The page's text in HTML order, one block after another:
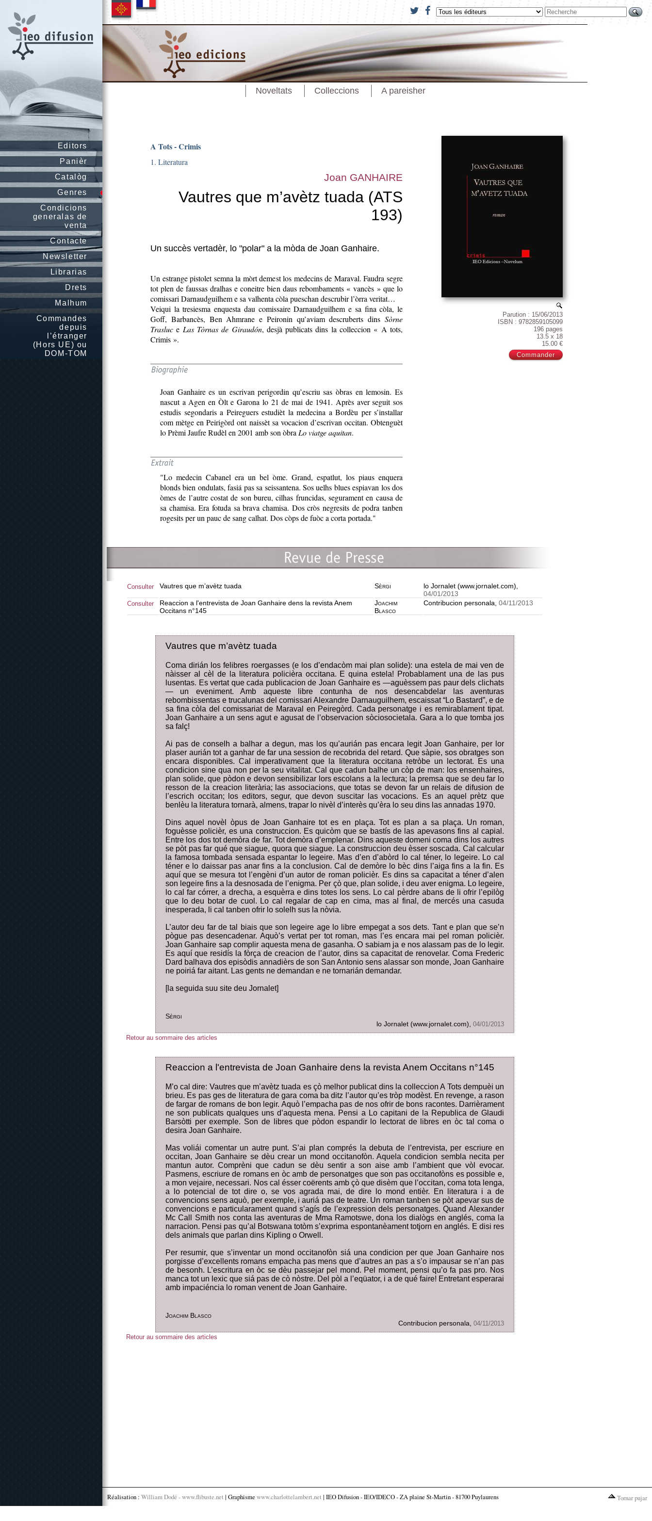
Editors
Panièr
Catalòg
Genres
Condicions
generalas de
venta
Contacte
Newsletter
Librarias
Drets
Malhum
Commandes
depuis
l’étranger
(Hors UE) ou
DOM-TOM
Noveltats Colleccions A pareisher
Parution : 15/06/2013
ISBN : 9782859105099
196 pages
13.5 x 18
15.00 €
A Tots - Crimis
1. Literatura
Joan GANHAIRE
Vautres que m’avètz tuada (ATS
193)
Un succès vertadèr, lo "polar" a la mòda de Joan Ganhaire.
Un estrange pistolet semna la mòrt demest los medecins de Maraval. Faudra segre
tot plen de faussas dralhas e coneitre bien daus rebombaments « vancès » que lo
comissari Darnaudguilhem e sa valhenta còla pueschan descrubir l’òrra veritat…
Veiqui la tresiesma enquesta dau comissaire Darnaudguilhem e sa fina còla, le
Goff, Barbancès, Ben Ahmrane e Peironin qu’aviam descruberts dins Sòrne
Trasluc e Las Tòrnas de Giraudón, desjà publicats dins la colleccion « A tots,
Crimis ».
Joan Ganhaire es un escrivan perigordin qu’escriu sas òbras en lemosin. Es
nascut a Agen en Òlt e Garona lo 21 de mai de 1941. Après aver seguit sos
estudis segondaris a Peireguers estudièt la medecina a Bordèu per s’installar
com mètge en Peirigòrd ont naissèt sa vocacion d’escrivan occitan. Obtenguèt
lo Prèmi Jaufre Rudèl en 2001 amb son òbra Lo viatge aquitan.
"Lo medecin Cabanel era un bel òme. Grand, espatlut, los piaus enquera
blonds bien ondulats, fasiá pas sa seissantena. Sos uelhs blues espiavan los dos
òmes de l’autre costat de son bureu, cilhas fruncidas, segurament en causa de
sa chamisa. Era fotuda sa brava chamisa. Dos cròs negresits de podra tanben
rogesits per un pauc de sang calhat. Dos còps de fuòc a corta portada."
Consulter Vautres que m’avètz tuada Sèrgi
lo Jornalet (www.jornalet.com),
04/01/2013
Consulter
Reaccion a l'entrevista de Joan Ganhaire dens la revista Anem
Occitans n°145
Joachim
Blasco
Contribucion personala, 04/11/2013
Vautres que m’avètz tuada
Coma dirián los felibres roergasses (e los d’endacòm mai plan solide): una estela de mai ven de
nàisser al cèl de la literatura policièra occitana. E quina estela! Probablament una de las pus
lusentas. Es vertat que cada publicacion de Joan Ganhaire es —aguèssem pas paur dels clichats
— un eveniment. Amb aqueste libre contunha de nos desencabdelar las aventuras
rebombissentas e trucalunas del comissari Alexandre Darnauguilhem, escaissat “Lo Bastard”, e de
sa fina còla del comissariat de Maraval en Peiregòrd. Cada personatge i es remirablament tipat.
Joan Ganhaire a un sens agut e agusat de l’observacion sòciosocietala. Gara a lo que tomba jos
sa falç!
Ai pas de conselh a balhar a degun, mas los qu’aurián pas encara legit Joan Ganhaire, per lor
plaser aurián tot a ganhar de far una session de recobrida del retard. Que sàpie, sos obratges son
encara disponibles. Cal imperativament que la literatura occitana retròbe un lectorat. Es una
condicion sine qua non per la seu vitalitat. Cal que cadun balhe un còp de man: los ensenhaires,
plan solide, que pòdon e devon sensibilizar lors escolans a la lectura; la premsa que se deu far lo
resson de la creacion literària; las associacions, que totas se devon far un relais de difusion de
l’escrich occitan; los editors, segur, que devon suscitar las vocacions. Es an aquel prètz que
benlèu la literatura tornarà, almens, trapar lo nivèl d’interès qu’èra lo seu dins las annadas 1970.
Dins aquel novèl òpus de Joan Ganhaire tot es en plaça. Tot es plan a sa plaça. Un roman,
foguèsse policièr, es una construccion. Es quicòm que se bastís de las apevasons fins al capial.
Entre los dos tot demòra de far. Tot demòra d’emplenar. Dins aqueste domeni coma dins los autres
se pòt pas far qué que siague, quora que siague. La construccion deu èsser soscada. Cal calcular
la famosa tombada sensada espantar lo legeire. Mas d’en d’abòrd lo cal téner, lo legeire. Lo cal
téner e lo daissar pas anar fins a la conclusion. Cal de demòre lo bèc dins l’aiga fins a la fin. Es
aquí que se mesura tot l’engèni d’un autor de roman policièr. Es dins sa capacitat a téner d’alen
son legeire fins a la desnosada de l’enigma. Per çò que, plan solide, i deu aver enigma. Lo legeire,
lo cal far córrer, a drecha, a esquèrra e dins totes los sens. Lo cal pèrdre abans de li ofrir l’epilòg
que lo deu botar de cuol. Lo cal regalar de cap en cima, mas al final, de mercés una casuda
inesperada, li cal tanben ofrir lo solelh sus la nòvia.
L’autor deu far de tal biais que son legeire age lo libre empegat a sos dets. Tant e plan que se’n
pògue pas desencadenar. Aquò’s vertat per tot roman, mas l’es encara mai pel roman policièr.
Joan Ganhaire sap complir aquesta mena de gasanha. O sabiam ja e nos alassam pas de lo legir.
Es aquí que residís la fòrça de creacion de l’autor, dins sa capacitat de renovelar. Coma Frederic
Dard balhava dos episòdis annadièrs de son San Antonio sens alassar son monde, Joan Ganhaire
ne poiriá far aitant. Las gents ne demandan e ne tornarián demandar.
[la seguida suu site deu Jornalet]
Sèrgi
lo Jornalet (www.jornalet.com), 04/01/2013
Retour au sommaire des articles
Reaccion a l'entrevista de Joan Ganhaire dens la revista Anem Occitans n°145
M’o cal dire: Vautres que m’avètz tuada es çò melhor publicat dins la colleccion A Tots dempuèi un
brieu. Es pas ges de literatura de gara coma ba ditz l’autor qu’es tròp modèst. En revenge, a rason
de fargar de romans de bon legir. Aquò l’empacha pas de nos ofrir de bons racontes. Darrièrament
ne son publicats qualques uns d’aquesta mena. Pensi a Lo capitani de la Republica de Glaudi
Barsòtti per exemple. Son de libres que pòdon espandir lo lectorat de libres en òc tal coma o
desira Joan Ganhaire.
Mas voliái comentar un autre punt. S’ai plan comprés la debuta de l’entrevista, per escriure en
occitan, Joan Ganhaire se dèu crear un mond occitanofòn. Aquela condicion sembla necita per
mantun autor. Comprèni que cadun se dèu sentir a son aise amb l’ambient que vòl evocar.
Pasmens, escriure de romans en òc amb de personatges que son pas occitanofòns es possible e,
a mon vejaire, necessari. Nos cal ésser coërents amb çò que disèm que l’occitan, coma tota lenga,
a lo potencial de tot dire o, se vos agrada mai, de dire lo mond entièr. En literatura i a de
convencions sens aquò, per exemple, i auriá pas de teatre. Un roman tanben se pòt apevar sus de
convencions e particularament quand s’agís de l’expression dels personatges. Quand Alexander
Mc Call Smith nos conta las aventuras de Mma Ramotswe, dona los dialògs en anglés, coma la
narracion. Pensi pas qu’al Botswana totòm s’exprima espontanèament totjorn en anglés. E disi res
dels animals que parlan dins Kipling o Orwell.
Per resumir, que s’inventar un mond occitanofòn siá una condicion per que Joan Ganhaire nos
porgisse d’excellents romans empacha pas mens que d’autres an pas a s’o impausar se n’an pas
de besonh. L’escritura en òc se dèu passejar pel mond. Pel moment, pensi qu’o fa pas pro. Nos
manca tot un lexic que siá pas de cò nòstre. Del pòl a l’eqüator, i a de qué faire! Entretant esperarai
amb impaciéncia lo roman venent de Joan Ganhaire.
Joachim Blasco
Contribucion personala, 04/11/2013
Retour au sommaire des articles
Réalisation : William Dodé - www.flibuste.net | Graphisme www.charlottelambert.net | IEO Difusion - IEO/IDECO - ZA plaine St-Martin - 81700 Puylaurens Tornar pujar